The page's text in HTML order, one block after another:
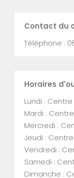
Contact du
Téléphone :
Horaires
Lundi :
Mardi :
Mercredi :
Jeudi :
Vendredi :
Samedi :
Dimanche :